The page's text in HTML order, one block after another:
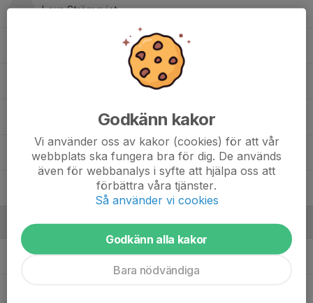
Lova Strömqvist
Madeleine Jansson
Natalya Nässén
Stella Malmberg
Tove Vikstrand
Ledare
Andreas TanoAssisterande Ledare
Godkänn kakor
Vi använder oss av kakor (cookies) för att vår
webbplats ska fungera bra för dig. De används
även för webbanalys i syfte att hjälpa oss att
förbättra våra tjänster.
Så använder vi cookies
Godkänn alla kakor
Bara nödvändiga